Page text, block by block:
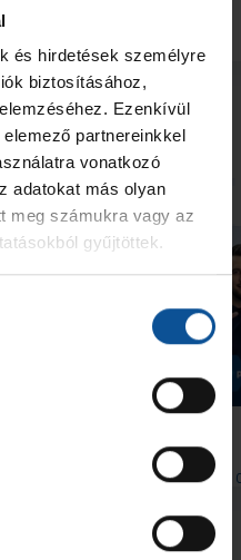
és hirdetések személyre
biztosításához,
Ezenkívül
partnereinkkel
vonatkozó
adatokat más olyan
meg számukra vagy az
gyűjtöttek.
NB I 2026. jún. 20.
2026. aug.
Indul a helyszíni